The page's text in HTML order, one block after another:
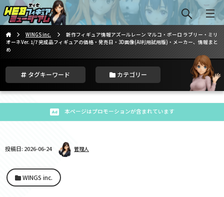
WINGS inc.
新作フィギュア情報アズールレーン マルコ・ポーロ ラブリー・ミリ
オーネVer. 1/7 完成品フィギュアの価格・発売日・3D画像(AI利用試用版)・メーカー、情報まと
め
タグキーワード カテゴリー
本ページはプロモーションが含まれています
投稿日: 2026-06-24 管理人
WINGS inc.